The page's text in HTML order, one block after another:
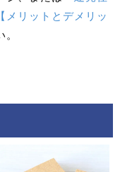
メリットとデメリッ